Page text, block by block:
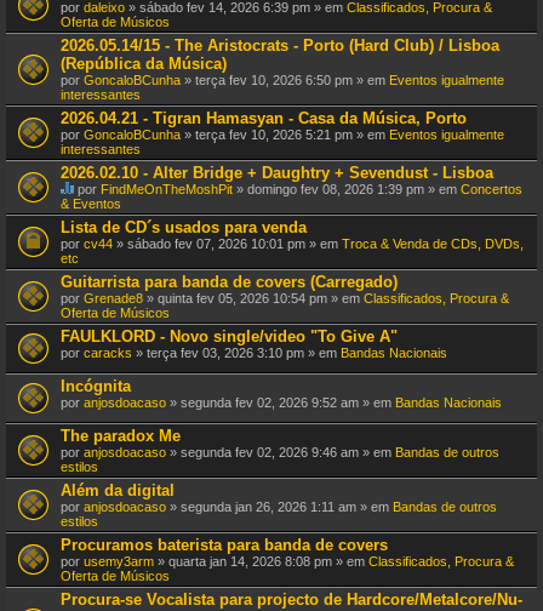
e
T
ó
p
i
c
o
t
e
m
u
m
a
v
o
t
a
ç
ã
o
.
por daleixo » sábado fev 14, 2026 6:39 pm » em Classificados, Procura &
Oferta de Músicos
2026.05.14/15 - The Aristocrats - Porto (Hard Club) / Lisboa
(República da Música)
por GoncaloBCunha » terça fev 10, 2026 6:50 pm » em Eventos igualmente
interessantes
2026.04.21 - Tigran Hamasyan - Casa da Música, Porto
por GoncaloBCunha » terça fev 10, 2026 5:21 pm » em Eventos igualmente
interessantes
2026.02.10 - Alter Bridge + Daughtry + Sevendust - Lisboa
E
s
t
e
T
ó
p
i
c
o
e
m
u
m
a
v
o
t
a
ç
ã
o
.
por FindMeOnTheMoshPit » domingo fev 08, 2026 1:39 pm » em Concertos
& Eventos
Lista de CD´s usados para venda
por cv44 » sábado fev 07, 2026 10:01 pm » em Troca & Venda de CDs, DVDs,
etc
Guitarrista para banda de covers (Carregado)
por Grenade8 » quinta fev 05, 2026 10:54 pm » em Classificados, Procura &
Oferta de Músicos
FAULKLORD - Novo single/video "To Give A"
por caracks » terça fev 03, 2026 3:10 pm » em Bandas Nacionais
Incógnita
por anjosdoacaso » segunda fev 02, 2026 9:52 am » em Bandas Nacionais
The paradox Me
por anjosdoacaso » segunda fev 02, 2026 9:46 am » em Bandas de outros
estilos
Além da digital
por anjosdoacaso » segunda jan 26, 2026 1:11 am » em Bandas de outros
estilos
Procuramos baterista para banda de covers
por usemy3arm » quarta jan 14, 2026 8:08 pm » em Classificados, Procura &
Oferta de Músicos
Procura-se Vocalista para projecto de Hardcore/Metalcore/Nu-